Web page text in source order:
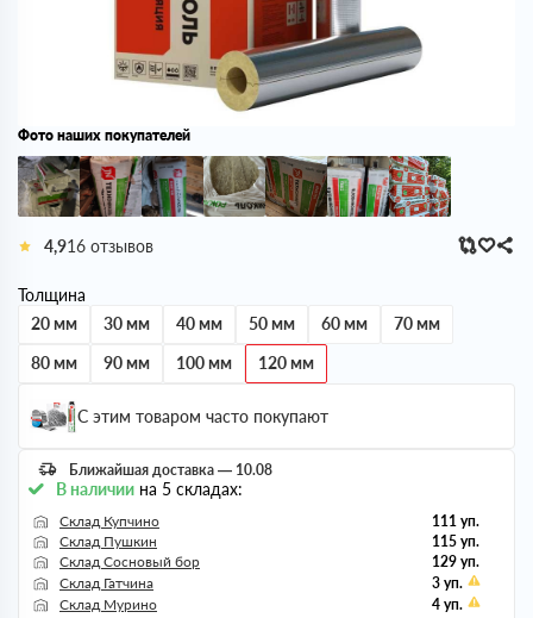
Фото наших покупателей
4,9 16 отзывов
Толщина
20 мм
30 мм 40 мм 50 мм 60 мм
70 мм
80 мм
90 мм 100 мм 120 мм
С этим товаром часто покупают
Ближайшая доставка — 10.08
В наличии на 5 складах:
Склад Купчино
111 уп.
Склад Пушкин
115 уп.
Склад Сосновый бор
129 уп.
Склад Гатчина
3 уп.
Склад Мурино
4 уп.